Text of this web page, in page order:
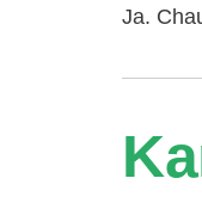
Ja.